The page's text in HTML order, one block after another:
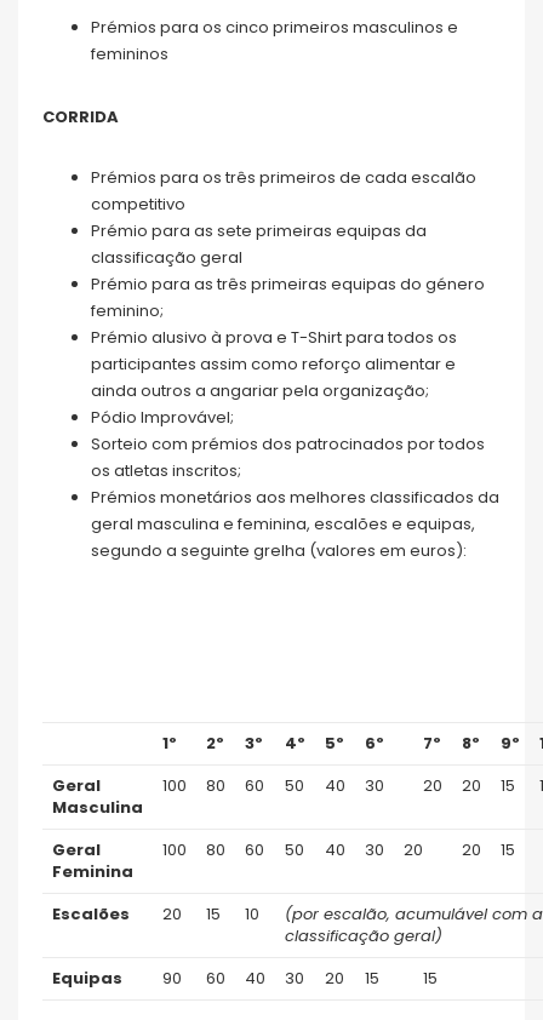
Prémios para os cinco primeiros masculinos e
femininos
CORRIDA
Prémios para os três primeiros de cada escalão
competitivo
Prémio para as sete primeiras equipas da
classificação geral
Prémio para as três primeiras equipas do género
feminino;
Prémio alusivo à prova e T-Shirt para todos os
participantes assim como reforço alimentar e
ainda outros a angariar pela organização;
Pódio Improvável;
Sorteio com prémios dos patrocinados por todos
os atletas inscritos;
Prémios monetários aos melhores classificados da
geral masculina e feminina, escalões e equipas,
segundo a seguinte grelha (valores em euros):
1º 2º 3º 4º 5º 6º 7º 8º 9º
Geral
Masculina
100 80 60 50 40 30 20 20 15
Geral
Feminina
100 80 60 50 40 30 20 20 15
Escalões 20 15 10
(por escalão, acumulável com a
classificação geral)
Equipas
90 60 40 30 20 15 15